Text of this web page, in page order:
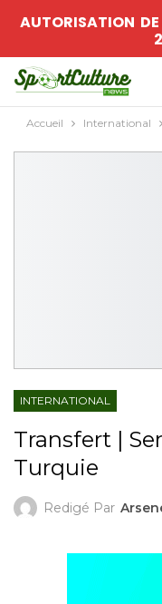
Accueil International
INTERNATIONAL
Transfert |
Turquie
Redigé Par Arsene
AUTORISATION